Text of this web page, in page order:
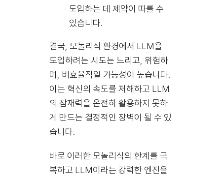
도입하는 데 제약이 따를 수
있습니다.
결국, 모놀리식 환경에서 LLM을
도입하려는 시도는 느리고, 위험하
며, 비효율적일 가능성이 높습니다.
이는 혁신의 속도를 저해하고 LLM
의 잠재력을 온전히 활용하지 못하
게 만드는 결정적인 장벽이 될 수 있
습니다.
바로 이러한 모놀리식의 한계를 극
복하고 LLM이라는 강력한 엔진을